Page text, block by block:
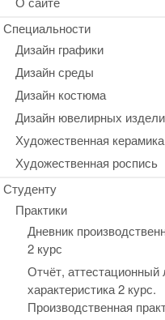
Специальности
Дизайн графики
Дизайн среды
Дизайн костюма
Дизайн ювелирных
Художественная керамика
Художественная роспись
Студенту
Практики
Дневник
2 курс
Отчёт, аттестационный
характеристика 2 курс.
Производственная